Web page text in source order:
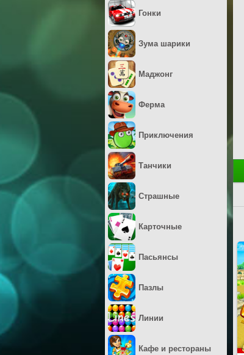
Гонки
Зума шарики
Маджонг
Ферма
Приключения
Танчики
Страшные
Карточные
Пасьянсы
Пазлы
Линии
Кафе и рестораны